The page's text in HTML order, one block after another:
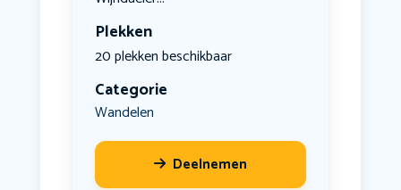
Plekken
20 plekken beschikbaar
Categorie
Wandelen
Deelnemen